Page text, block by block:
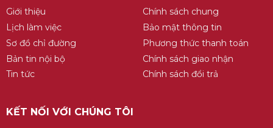
Giới thiệu
Lịch làm việc
Sơ đồ chỉ đường
Bản tin nội bộ
Tin tức
Chính sách chung
Bảo mật thông tin
Phương thức thanh toán
Chính sách giao nhận
Chính sách đổi trả
KẾT NỐI VỚI CHÚNG TÔI